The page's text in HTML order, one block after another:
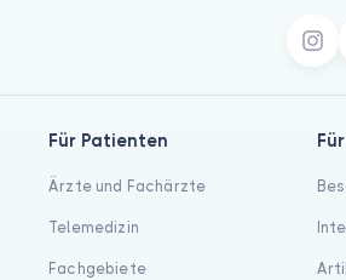
Für Patienten
Ärzte und Fachärzte
Telemedizin
Fachgebiete